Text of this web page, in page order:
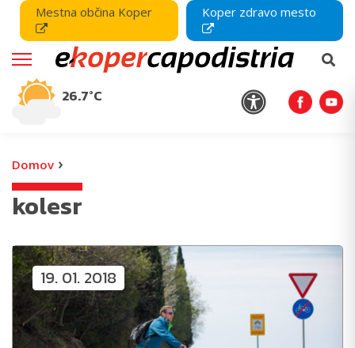
Mestna občina Koper Koper zdravo mesto
26.7°C
Domov ›
kolesr
19. 01. 2018